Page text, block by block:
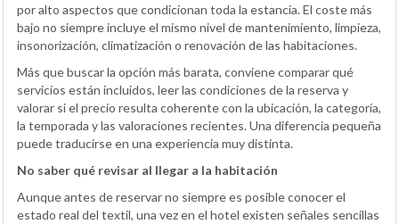
por alto aspectos que condicionan toda la estancia. El coste más
bajo no siempre incluye el mismo nivel de mantenimiento, limpieza,
insonorización, climatización o renovación de las habitaciones.
Más que buscar la opción más barata, conviene comparar qué
servicios están incluidos, leer las condiciones de la reserva y
valorar si el precio resulta coherente con la ubicación, la categoría,
la temporada y las valoraciones recientes. Una diferencia pequeña
puede traducirse en una experiencia muy distinta.
No saber qué revisar al llegar a la habitación
Aunque antes de reservar no siempre es posible conocer el
estado real del textil, una vez en el hotel existen señales sencillas